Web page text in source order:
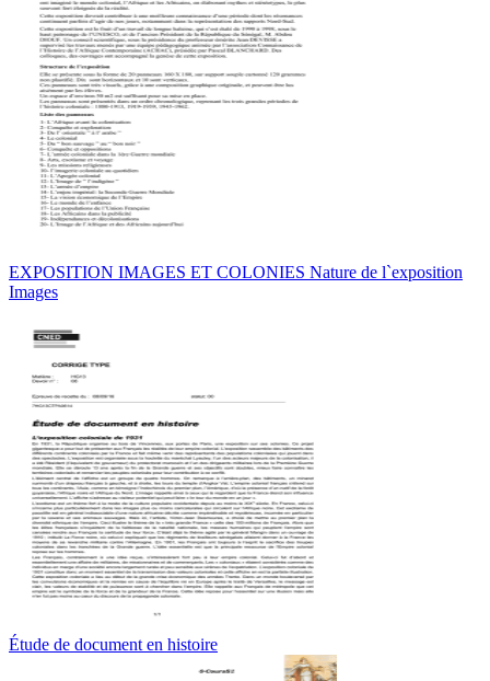
EXPOSITION IMAGES ET COLONIES Nature de l`exposition
Images
Étude de document en histoire